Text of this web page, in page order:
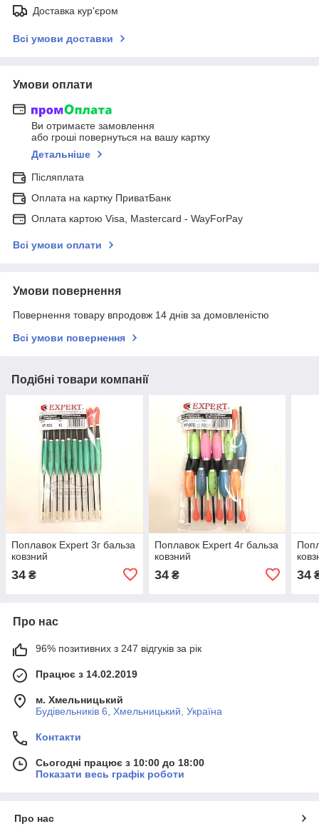
Доставка кур'єром
Всі умови доставки
Умови оплати
Ви отримаєте замовлення
або гроші повернуться на вашу картку
Детальніше
Післяплата
Оплата на картку ПриватБанк
Оплата картою Visa, Mastercard - WayForPay
Всі умови оплати
Умови повернення
Повернення товару впродовж 14 днів за домовленістю
Всі умови повернення
Подібні товари компанії
Поплавок Expert 3г бальза
ковзний
34 ₴
Поплавок Expert 4г бальза
ковзний
34₴ 34
Про нас
96% позитивних з 247 відгуків за рік
Працює з 14.02.2019
м. Хмельницький
Будівельників 6, Хмельницький, Україна
Контакти
Сьогодні працює з 10:00 до 18:00
Показати весь графік роботи
Про нас